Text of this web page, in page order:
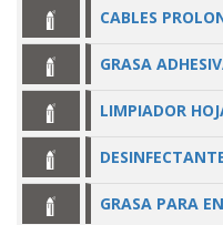
CABLES
GRASA
LIMPIADOR
GRASA PARA